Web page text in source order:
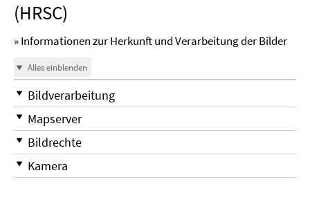
(HRSC)
» Informationen zur Herkunft und Verarbeitung der Bilder
Alles einblenden
Bildverarbeitung
Mapserver
Bildrechte
Kamera